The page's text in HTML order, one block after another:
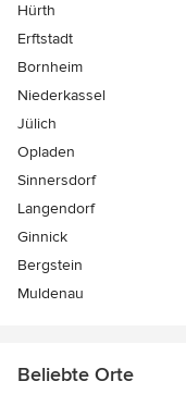
Hürth
Erftstadt
Bornheim
Niederkassel
Jülich
Opladen
Sinnersdorf
Langendorf
Ginnick
Bergstein
Muldenau
Beliebte Orte